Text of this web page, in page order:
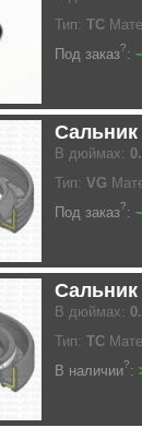
Тип: TC
Под заказ?:
Сальник
В дюймах:
Тип: VG
Под заказ?:
Сальник
В дюймах:
Тип: TC
В наличии?: